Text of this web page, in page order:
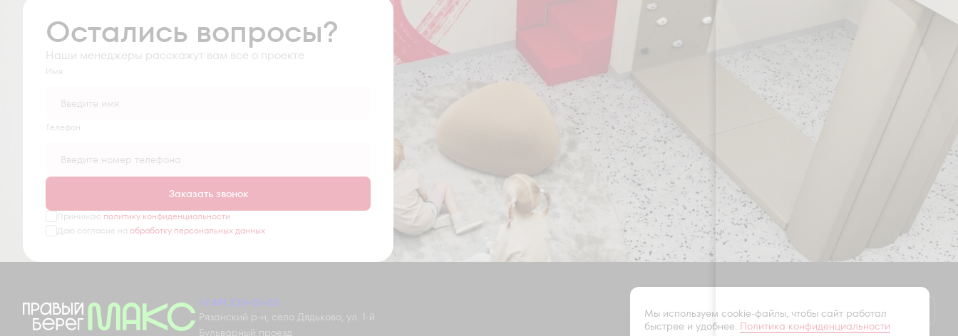
Остались вопросы?
Наши менеджеры расскажут вам все о проекте
Имя
Tелефон
Заказать звонок
Принимаю политику конфиденциальности
Даю согласие на обработку персональных данных
+7 491 230-03-03
Рязанский р-н, село Дядьково, ул. 1-й
Бульварный проезд
Оставить заявку
Мы используем cookie-файлы, чтобы сайт работал
быстрее и удобнее. Политика конфиденциальности